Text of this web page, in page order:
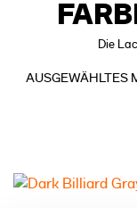
Die
AUSGEWÄHLTES